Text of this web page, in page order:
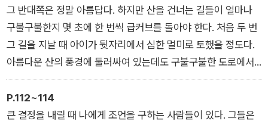
때로는 직관에 반하는 것이 최선의 전략일 수도 있다. 돈을 많이
버는 직업을 가지고 있지만 자선활동으로 베푸는 것이 당신에게
중요하다면, 최선의 전략은 모기장을 설치하러 가기 위해 직장을
그만두는 것이 아니라, 지금 하는 일을 계속하며 돈을 최대한 많
이 벌어서 아프리카에 모기장을 설치해주는 단체에 자금을 많이
지원하는 것이다. (당신의 목표가 겉으로만 자선 활동하는 것처
럼 보이는 게 아니라면 말이다. 만약 그렇더라도 스스로 인정해야
그 반대쪽은 정말 아름답다. 하지만 산을 건너는 길들이 얼마나
구불구불한지 몇 초에 한 번씩 급커브를 돌아야 한다. 처음 두 번
그 길을 지날 때 아이가 뒷자리에서 심한 멀미로 토했을 정도다.
아름다운 산의 풍경에 둘러싸여 있는데도 구불구불한 도로에서
한시도 눈을 뗄 수 없으니 나도 스트레스가 심했다. 보통 속도로
운전하는데도 다른 차들이 뒤에서 바짝 따라왔다.
산을 넘는 데는 고작 30분밖에 걸리지 않지만, 그 산길이 끝나면
P.112~114
큰 결정을 내릴 때 나에게 조언을 구하는 사람들이 있다. 그들은